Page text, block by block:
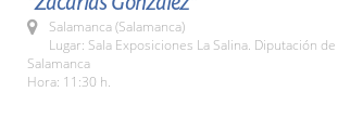
Salamanca (Salamanca)
Lugar: Sala Exposiciones La Salina. Diputación de
Salamanca
Hora: 11:30 h.